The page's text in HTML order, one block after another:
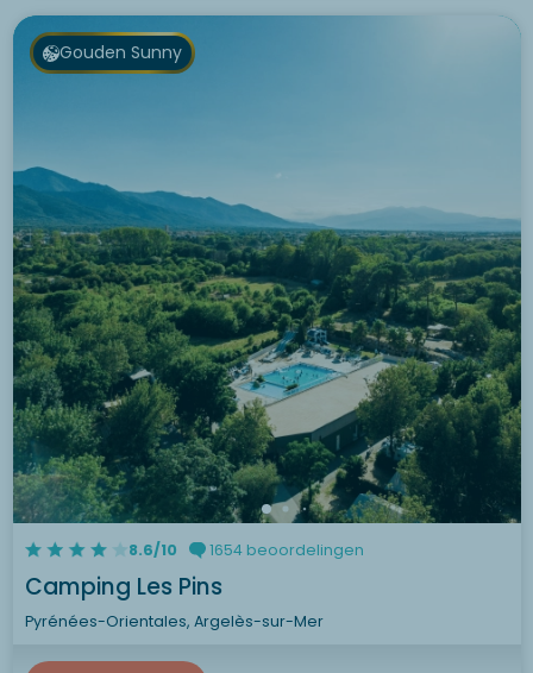
Gouden Sunny
8.6/10 1654 beoordelingen
Camping Les Pins
Pyrénées-Orientales, Argelès-sur-Mer